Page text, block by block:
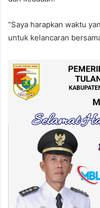
“Saya harapkan waktu
untuk kelancaran